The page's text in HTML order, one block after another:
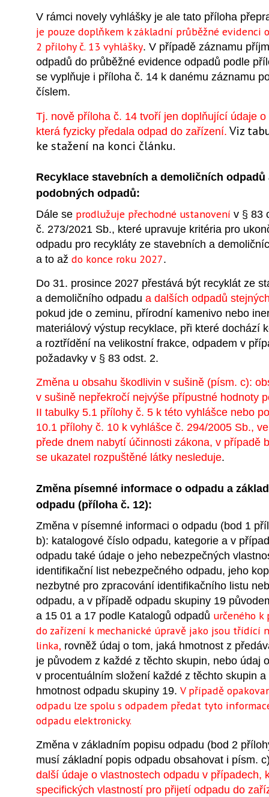
V rámci novely vyhlášky je ale tato příloha
je pouze doplňkem k základní průběžné evidenci
2 přílohy č. 13 vyhlášky. V případě záznamu
odpadů do průběžné evidence odpadů podle
se vyplňuje i příloha č. 14 k danému záznamu
číslem.
Tj. nově příloha č. 14 tvoří jen doplňující údaje o
která fyzicky předala odpad do zařízení. Viz
ke stažení na konci článku.
Recyklace stavebních a demoličních odpadů
podobných odpadů:
Dále se prodlužuje přechodné ustanovení v § 83
č. 273/2021 Sb., které upravuje kritéria pro
odpadu pro recykláty ze stavebních a
a to až do konce roku 2027.
Do 31. prosince 2027 přestává být recyklát ze
a demoličního odpadu a dalších odpadů
pokud jde o zeminu, přírodní kamenivo nebo
materiálový výstup recyklace, při které dochází
a roztřídění na velikostní frakce, odpadem v
požadavky v § 83 odst. 2.
Změna u obsahu škodlivin v sušině (písm. c):
v sušině nepřekročí nejvýše přípustné hodnoty
II tabulky 5.1 přílohy č. 5 k této vyhlášce nebo
10.1 přílohy č. 10 k vyhlášce č. 294/2005 Sb.,
přede dnem nabytí účinnosti zákona, v případě
se ukazatel rozpuštěné látky nesleduje.
Změna písemné informace o odpadu a
odpadu (příloha č. 12):
Změna v písemné informaci o odpadu (bod 1
b): katalogové číslo odpadu, kategorie a v
odpadu také údaje o jeho nebezpečných
identifikační list nebezpečného odpadu, jeho
nezbytné pro zpracování identifikačního listu
odpadu, a v případě odpadu skupiny 19
a 15 01 a 17 podle Katalogů odpadů určeného k
do zařízení k mechanické úpravě jako jsou třídící
linka, rovněž údaj o tom, jaká hmotnost z
je původem z každé z těchto skupin, nebo údaj
v procentuálním složení každé z těchto skupin a
hmotnost odpadu skupiny 19. V případě
odpadu lze spolu s odpadem předat tyto
odpadu elektronicky.
Změna v základním popisu odpadu (bod 2
musí základní popis odpadu obsahovat i písm.
další údaje o vlastnostech odpadu v případech,
specifických vlastností pro přijetí odpadu do